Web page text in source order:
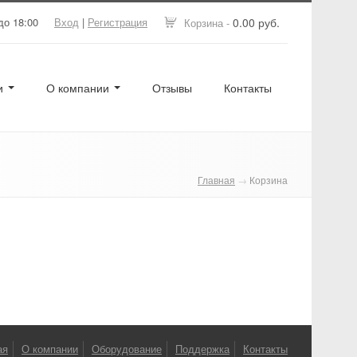
Корзина - 0.00 руб.
Вход | Регистрация
18:00
О компании Отзывы Контакты
Главная → Корзина
О компании Оборудование Поддержка
Контакты